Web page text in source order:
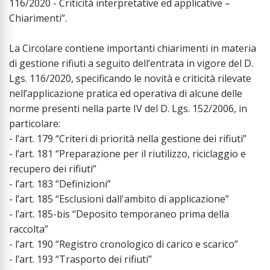
116/2020 - Criticità interpretative ed applicative –
Chiarimenti”.
La Circolare contiene importanti chiarimenti in materia
di gestione rifiuti a seguito dell’entrata in vigore del D.
Lgs. 116/2020, specificando le novità e criticità rilevate
nell’applicazione pratica ed operativa di alcune delle
norme presenti nella parte IV del D. Lgs. 152/2006, in
particolare:
- l’art. 179 “Criteri di priorità nella gestione dei rifiuti”
- l’art. 181 “Preparazione per il riutilizzo, riciclaggio e
recupero dei rifiuti”
- l’art. 183 “Definizioni”
- l’art. 185 “Esclusioni dall'ambito di applicazione”
- l’art. 185-bis “Deposito temporaneo prima della
raccolta”
- l’art. 190 “Registro cronologico di carico e scarico”
- l’art. 193 “Trasporto dei rifiuti”